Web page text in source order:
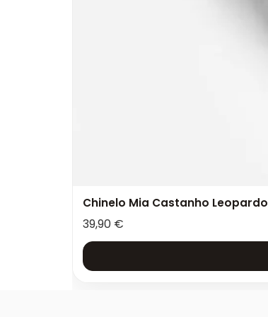
Chinelo Mia Castanho Leopardo
39,90 €